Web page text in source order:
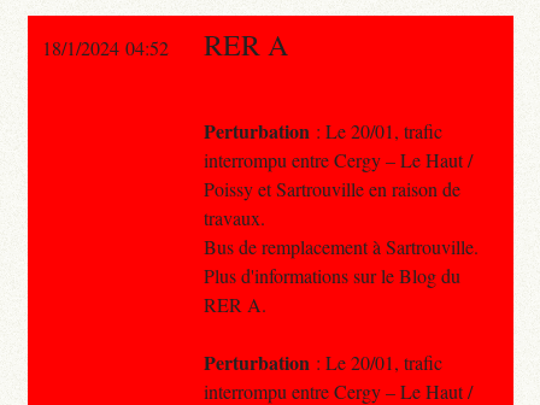
18/1/2024 04:52 RER A
Perturbation : Le 20/01, trafic
interrompu entre Cergy – Le Haut /
Poissy et Sartrouville en raison de
travaux.
Bus de remplacement à Sartrouville.
Plus d'informations sur le Blog du
RER A.
Perturbation : Le 20/01, trafic
interrompu entre Cergy – Le Haut /